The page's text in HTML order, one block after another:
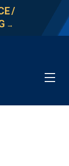
/
→